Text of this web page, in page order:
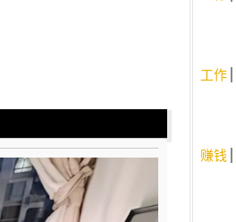
工作
赚钱